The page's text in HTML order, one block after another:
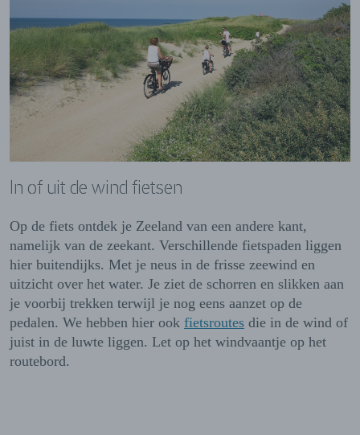
In of uit de wind fietsen
Op de fiets ontdek je Zeeland van een andere kant,
namelijk van de zeekant. Verschillende fietspaden liggen
hier buitendijks. Met je neus in de frisse zeewind en
uitzicht over het water. Je ziet de schorren en slikken aan
je voorbij trekken terwijl je nog eens aanzet op de
pedalen. We hebben hier ook fietsroutes die in de wind of
juist in de luwte liggen. Let op het windvaantje op het
routebord.